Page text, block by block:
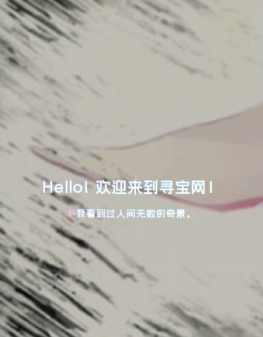
Hello! 欢迎来到寻宝网！
我看到过人间无数的奇景。